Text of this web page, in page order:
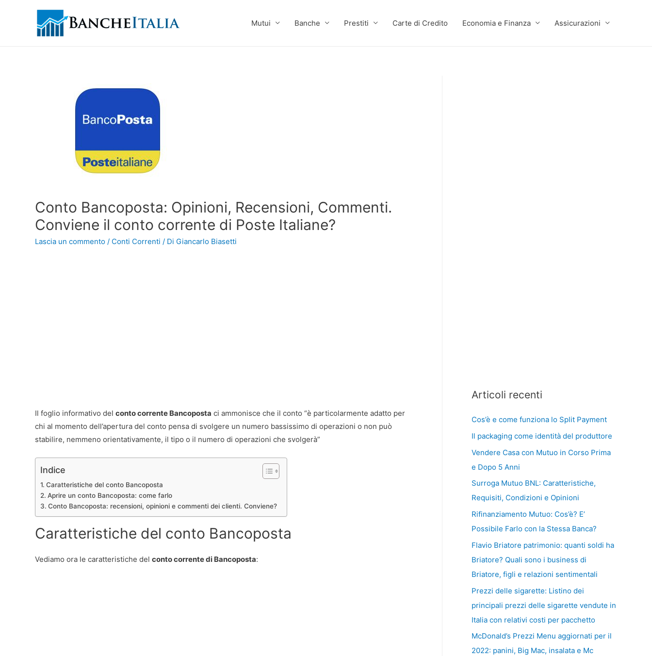
Mutui Banche Prestiti Carte di Credito Economia e Finanza Assicurazioni
Conto Bancoposta: Opinioni, Recensioni, Commenti.
Conviene il conto corrente di Poste Italiane?
Lascia un commento / Conti Correnti / Di Giancarlo Biasetti
Il foglio informativo del conto corrente Bancoposta ci ammonisce che il conto “è particolarmente adatto per
chi al momento dell’apertura del conto pensa di svolgere un numero bassissimo di operazioni o non può
stabilire, nemmeno orientativamente, il tipo o il numero di operazioni che svolgerà”
Indice
Caratteristiche del conto Bancoposta
Aprire un conto Bancoposta: come farlo
Conto Bancoposta: recensioni, opinioni e commenti dei clienti. Conviene?
Caratteristiche del conto Bancoposta
Vediamo ora le caratteristiche del conto corrente di Bancoposta:
Articoli recenti
Cos’è e come funziona lo Split Payment
Il packaging come identità del produttore
Vendere Casa con Mutuo in Corso Prima
e Dopo 5 Anni
Surroga Mutuo BNL: Caratteristiche,
Requisiti, Condizioni e Opinioni
Rifinanziamento Mutuo: Cos’è? E’
Possibile Farlo con la Stessa Banca?
Flavio Briatore patrimonio: quanti soldi ha
Briatore? Quali sono i business di
Briatore, figli e relazioni sentimentali
Prezzi delle sigarette: Listino dei
principali prezzi delle sigarette vendute in
Italia con relativi costi per pacchetto
McDonald’s Prezzi Menu aggiornati per il
2022: panini, Big Mac, insalata e Mc